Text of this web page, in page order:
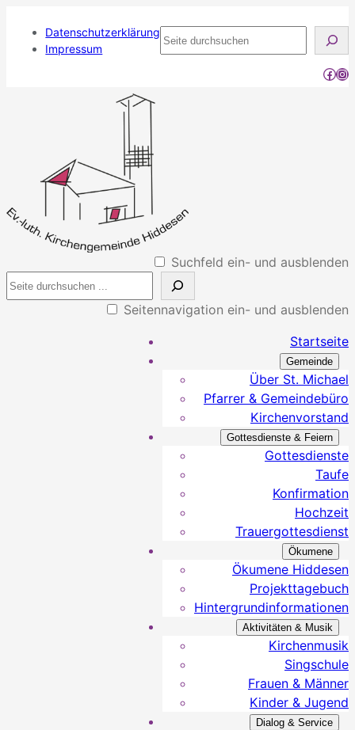
Datenschutzerklärung
Impressum
Seite
durchsuchen
Suchfeld ein- und ausblenden
Seitennavigation ein- und ausblenden
Startseite
Gemeinde
Über St. Michael
Pfarrer & Gemeindebüro
Kirchenvorstand
Gottesdienste & Feiern
Gottesdienste
Taufe
Konfirmation
Hochzeit
Trauergottesdienst
Ökumene
Ökumene Hiddesen
Projekttagebuch
Hintergrundinformationen
Aktivitäten & Musik
Kirchenmusik
Singschule
Frauen & Männer
Kinder & Jugend
Dialog & Service